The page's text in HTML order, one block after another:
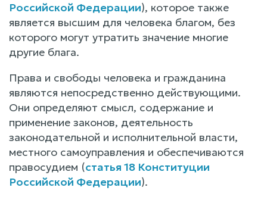
Российской Федерации), которое также
является высшим для человека благом, без
которого могут утратить значение многие
другие блага.
Права и свободы человека и гражданина
являются непосредственно действующими.
Они определяют смысл, содержание и
применение законов, деятельность
законодательной и исполнительной власти,
местного самоуправления и обеспечиваются
правосудием (статья 18 Конституции
Российской Федерации).